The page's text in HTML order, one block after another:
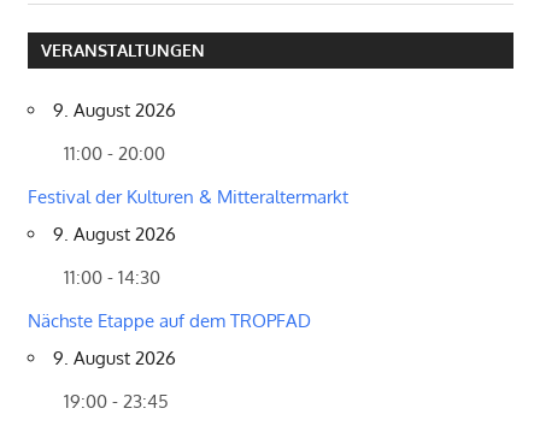
VERANSTALTUNGEN
9. August 2026
11:00 - 20:00
Festival der Kulturen & Mitteraltermarkt
9. August 2026
11:00 - 14:30
Nächste Etappe auf dem TROPFAD
9. August 2026
19:00 - 23:45